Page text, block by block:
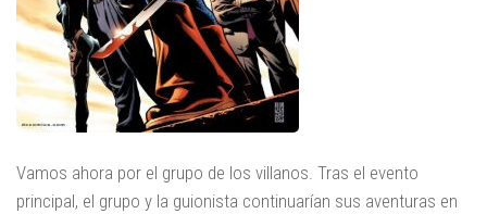
Vamos ahora por el grupo de los villanos. Tras el evento
principal, el grupo y la guionista continuarían sus aventuras en